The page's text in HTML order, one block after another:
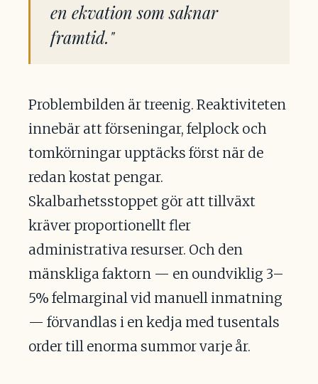
en ekvation som saknar
framtid."
Problembilden är treenig. Reaktiviteten
innebär att förseningar, felplock och
tomkörningar upptäcks först när de
redan kostat pengar.
Skalbarhetsstoppet gör att tillväxt
kräver proportionellt fler
administrativa resurser. Och den
mänskliga faktorn — en oundviklig 3–
5% felmarginal vid manuell inmatning
— förvandlas i en kedja med tusentals
order till enorma summor varje år.